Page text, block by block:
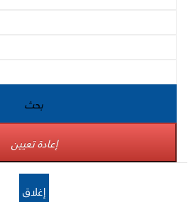
بحث
إعادة تعيين
إغلاق